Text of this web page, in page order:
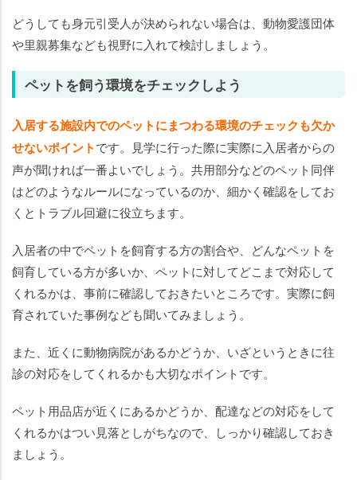
どうしても身元引受人が決められない場合は、動物愛護団体
や里親募集なども視野に入れて検討しましょう。
ペットを飼う環境をチェックしよう
入居する施設内でのペットにまつわる環境のチェックも欠か
せないポイントです。見学に行った際に実際に入居者からの
声が聞ければ一番よいでしょう。共用部分などのペット同伴
はどのようなルールになっているのか、細かく確認をしてお
くとトラブル回避に役立ちます。
入居者の中でペットを飼育する方の割合や、どんなペットを
飼育している方が多いか、ペットに対してどこまで対応して
くれるかは、事前に確認しておきたいところです。実際に飼
育されていた事例なども聞いてみましょう。
また、近くに動物病院があるかどうか、いざというときに往
診の対応をしてくれるかも大切なポイントです。
ペット用品店が近くにあるかどうか、配達などの対応をして
くれるかはつい見落としがちなので、しっかり確認しておき
ましょう。